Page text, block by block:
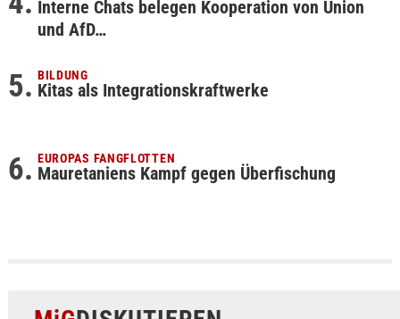
Interne Chats belegen Kooperation von Union
und AfD…
BILDUNG
Kitas als Integrationskraftwerke
EUROPAS FANGFLOTTEN
Mauretaniens Kampf gegen Überfischung